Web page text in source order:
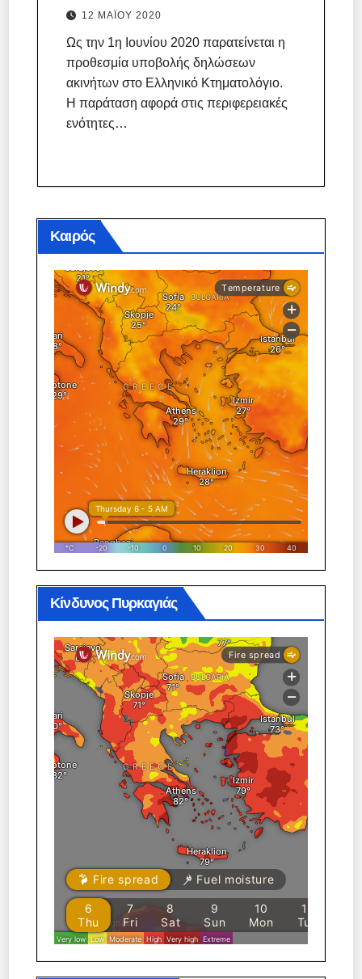
12 ΜΑΪ́ΟΥ 2020
Ως την 1η Ιουνίου 2020 παρατείνεται η
προθεσμία υποβολής δηλώσεων
ακινήτων στο Ελληνικό Κτηματολόγιο.
Η παράταση αφορά στις περιφερειακές
ενότητες…
Καιρός
Κίνδυνος Πυρκαγιάς